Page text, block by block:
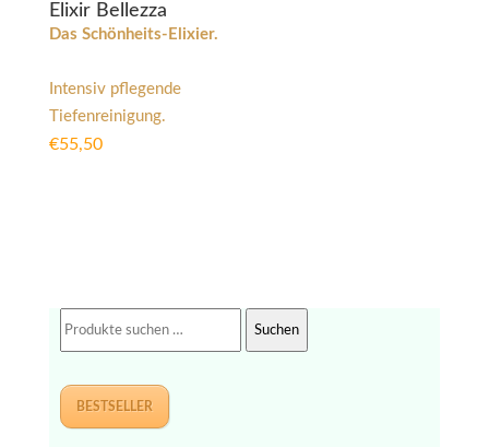
Elixir Bellezza
Das Schönheits-Elixier.
Intensiv pflegende
Tiefenreinigung.
€55,50
Suchen
nach:
Suchen
BESTSELLER